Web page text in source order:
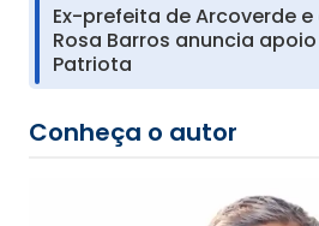
Ex-prefeita de Arcoverde
Rosa Barros anuncia
Patriota
Conheça o autor